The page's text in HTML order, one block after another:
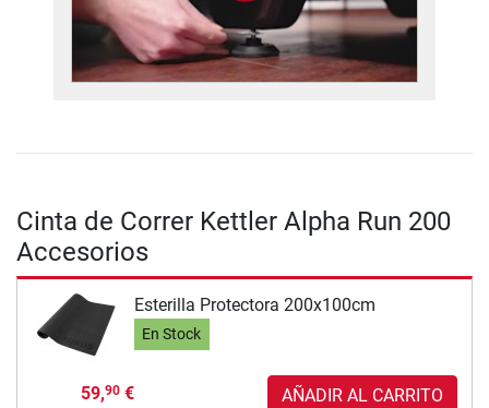
Cinta de Correr Kettler Alpha Run 200
Accesorios
Esterilla Protectora 200x100cm
En Stock
59,90€ AÑADIR AL CARRITO